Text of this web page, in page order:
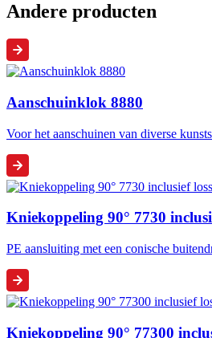
Andere producten
Aanschuinklok 8880
Voor het aanschuinen van diverse
Kniekoppeling 90° 7730
PE aansluiting met een conische
Kniekoppeling 90° 77300